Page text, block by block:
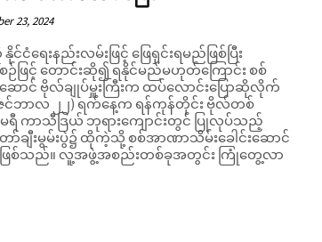
Support SHAN
keeps our voice strong. Join us today and help create
23, 2024
ငံရေးနည်းလမ်းဖြင့် ဖြေရှင်းရမည်ဖြစ်ပြီး
ြင့် တောင်းဆို၍ ရနိုင်မည်မဟုတ်ကြောင်း စစ်
ောင် ဗိုလ်ချုပ်မှူးကြီးက ထပ်လောင်းပြောဆိုလိုက်
ရီ ကာသီဒြယ် ဘုရားကျောင်းတွင် ပြုလုပ်သည့်
ော်ချီးမွမ်းပွဲ၌ ထိုကဲ့သို့ စစ်အာဏာသိမ်းခေါင်းဆောင်
စ်ခုအတွင်း ကြုံတွေ့လာ